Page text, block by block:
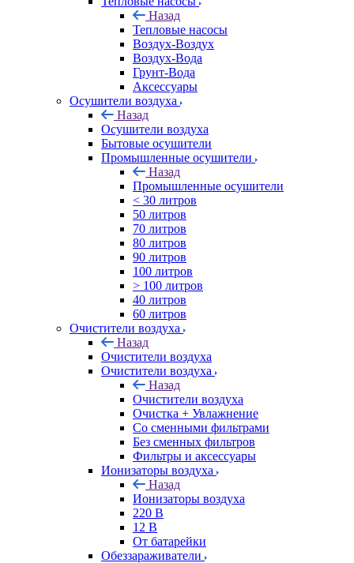
Назад
Тепловые насосы
Воздух-Воздух
Воздух-Вода
Грунт-Вода
Аксессуары
Осушители воздуха
Назад
Осушители воздуха
Бытовые осушители
Промышленные осушители
Назад
Промышленные осушители
< 30 литров
50 литров
70 литров
80 литров
90 литров
100 литров
> 100 литров
40 литров
60 литров
Очистители воздуха
Назад
Очистители воздуха
Очистители воздуха
Назад
Очистители воздуха
Очистка + Увлажнение
Cо сменными фильтрами
Без сменных фильтров
Фильтры и аксессуары
Ионизаторы воздуха
Назад
Ионизаторы воздуха
220 В
12 В
От батарейки
Обеззараживатели